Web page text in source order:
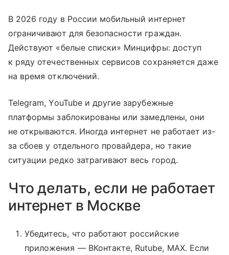
В 2026 году в России мобильный интернет
ограничивают для безопасности граждан.
Действуют «белые списки» Минцифры: доступ
к ряду отечественных сервисов сохраняется даже
на время отключений.
Telegram, YouTube и другие зарубежные
платформы заблокированы или замедлены, они
не открываются. Иногда интернет не работает из-
за сбоев у отдельного провайдера, но такие
ситуации редко затрагивают весь город.
Что делать, если не работает
интернет в Москве
Убедитесь, что работают российские
приложения — ВКонтакте, Rutube, MAX. Если